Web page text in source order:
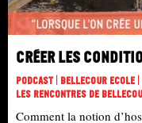
Créer les
Podcast | Bellecour Ecole |
Les Rencontres De
Comment la notion